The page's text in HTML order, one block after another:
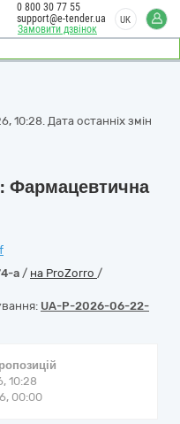
Замовити дзвінок
0 800 30 77 55
support@e-tender.ua
UK
Дата останніх змін
Фармацевтична
a / на ProZorro /
UA-P-2026-06-22-
10:28
00:00